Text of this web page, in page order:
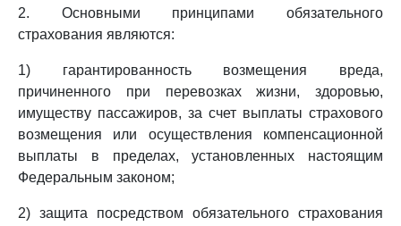
2. Основными принципами обязательного
страхования являются:
1) гарантированность возмещения вреда,
причиненного при перевозках жизни, здоровью,
имуществу пассажиров, за счет выплаты страхового
возмещения или осуществления компенсационной
выплаты в пределах, установленных настоящим
Федеральным законом;
2) защита посредством обязательного страхования